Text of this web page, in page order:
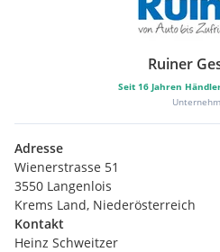
Ruiner
Seit 16 Jahren
Adresse
Wienerstrasse 51
3550 Langenlois
Krems Land, Niederösterreich
Kontakt
Heinz Schweitzer